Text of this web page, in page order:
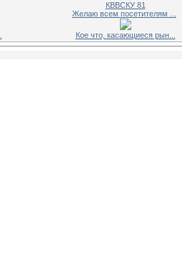
КВВСКУ 81
Желаю всем посетителям ...
Кое что, касающиеся рын...